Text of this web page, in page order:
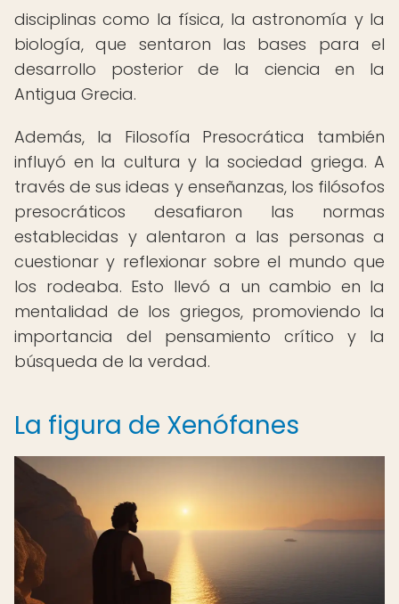
disciplinas como la física, la astronomía y la
biología, que sentaron las bases para el
desarrollo posterior de la ciencia en la
Antigua Grecia.
Además, la Filosofía Presocrática también
influyó en la cultura y la sociedad griega. A
través de sus ideas y enseñanzas, los filósofos
presocráticos desafiaron las normas
establecidas y alentaron a las personas a
cuestionar y reflexionar sobre el mundo que
los rodeaba. Esto llevó a un cambio en la
mentalidad de los griegos, promoviendo la
importancia del pensamiento crítico y la
búsqueda de la verdad.
La figura de Xenófanes